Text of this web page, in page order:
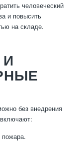
человеческий
и повысить
на складе.
без внедрения